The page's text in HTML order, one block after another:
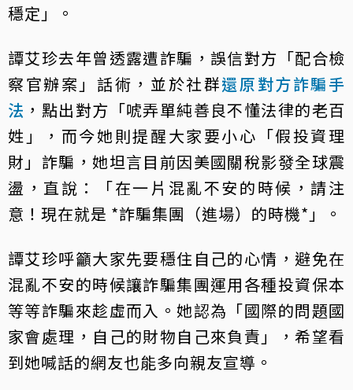
穩定」。
譚艾珍去年曾透露遭詐騙，誤信對方「配合檢
察官辦案」話術，並於社群還原對方詐騙手
法 ，點出對方「唬弄單純善良不懂法律的老百
姓」，而今她則提醒大家要小心「假投資理
財」詐騙，她坦言目前因美國關稅影發全球震
盪，直說：「在一片混亂不安的時候，請注
意！現在就是 *詐騙集團（進場）的時機*」。
譚艾珍呼籲大家先要穩住自己的心情，避免在
混亂不安的時候讓詐騙集團運用各種投資保本
等等詐騙來趁虛而入。她認為「國際的問題國
家會處理，自己的財物自己來負責」，希望看
到她喊話的網友也能多向親友宣導。